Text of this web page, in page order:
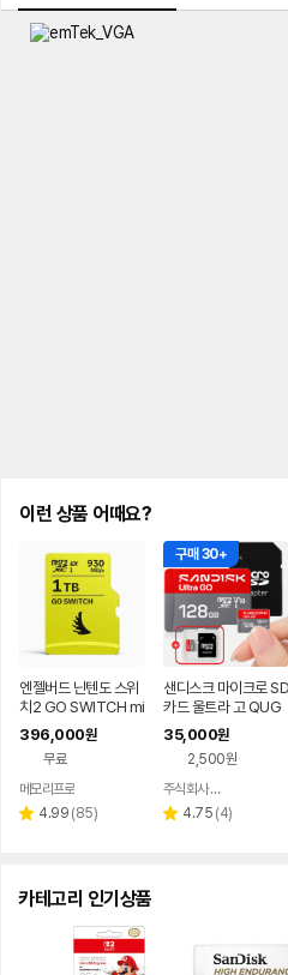
이런 상품 어때요?
엔젤버드 닌텐도 스위
치2 GO SWITCH mi
croSD Express 1 T
B
396,000원
무료
메모리프로
별 4.99 리
(85)
구매 30+
샌디스크 마이크로 SD
카드 울트라 고 QUG
NPID 128기가 128G
B 핸드폰 블랙박스 TF
외장메모리 + 메모리
케이스
35,000원
2,500원
주식회사 피아이디
별 4.75 리
(4)
카테고리 인기상품